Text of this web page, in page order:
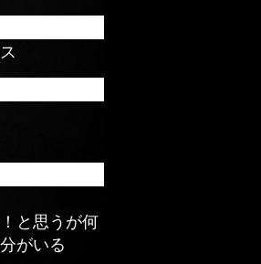
と思うが何
がいる